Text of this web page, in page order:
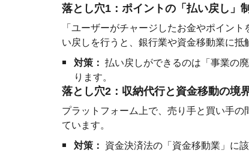
落とし穴1：ポイントの「払い戻し」
「ユーザーがチャージしたお金やポイン
い戻しを行うと、銀行業や資金移動業に抵
対策： 払い戻しができるのは「事業の
ります。
落とし穴2：収納代行と資金移動の境
プラットフォーム上で、売り手と買い手の
ています。
対策：
資金決済法の「資金移動業」に